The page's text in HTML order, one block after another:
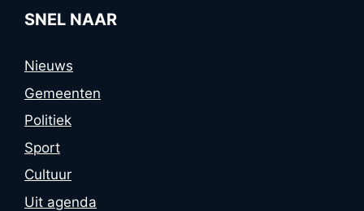
SNEL NAAR
Nieuws
Gemeenten
Politiek
Sport
Cultuur
Uit agenda